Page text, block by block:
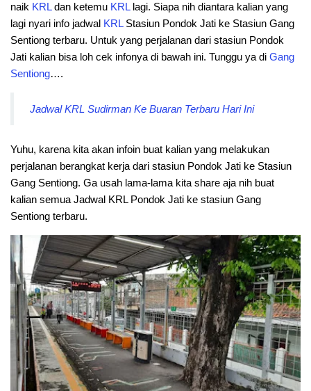
naik KRLdan ketemu KRLlagi. Siapa nih diantara kalian yang
lagi nyari info jadwal KRLStasiun Pondok Jati ke Stasiun Gang
Sentiong terbaru. Untuk yang perjalanan dari stasiun Pondok
Jati kalian bisa loh cek infonya di bawah ini. Tunggu ya di Gang
Sentiong….
Jadwal KRL Sudirman Ke Buaran Terbaru Hari Ini
Yuhu, karena kita akan infoin buat kalian yang melakukan
perjalanan berangkat kerja dari stasiun Pondok Jati ke Stasiun
Gang Sentiong. Ga usah lama-lama kita share aja nih buat
kalian semua Jadwal KRL Pondok Jati ke stasiun Gang
Sentiong terbaru.